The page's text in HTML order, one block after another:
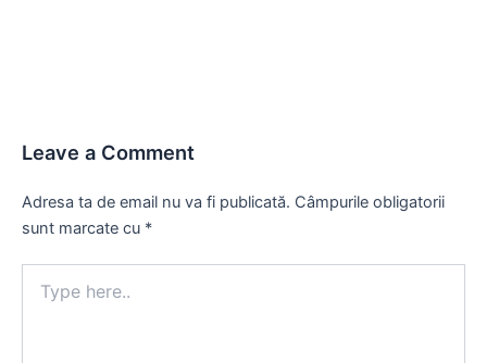
Leave a Comment
Adresa ta de email nu va fi publicată. Câmpurile obligatorii
sunt marcate cu *
here..